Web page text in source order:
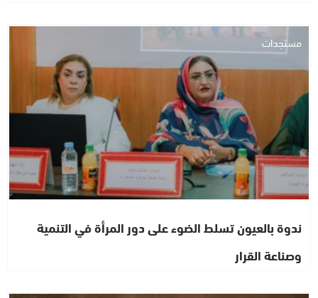
مستجدات
ندوة بالعيون تسلط الضوء على دور المرأة في التنمية
وصناعة القرار